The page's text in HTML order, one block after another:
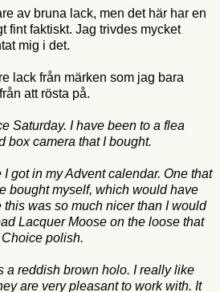
av bruna lack, men det här har en
fint faktiskt. Jag trivdes mycket
mig i det.
lack från märken som jag bara
att rösta på.
Saturday. I have been to a flea
box camera that I bought.
got in my Advent calendar. One that
bought myself, which would have
was so much nicer than I would
Lacquer Moose on the loose that
polish.
a reddish brown holo. I really like
are very pleasant to work with. It